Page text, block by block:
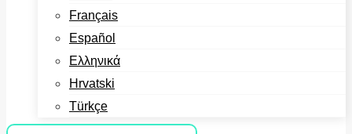
Français
Español
Ελληνικά
Hrvatski
Türkçe